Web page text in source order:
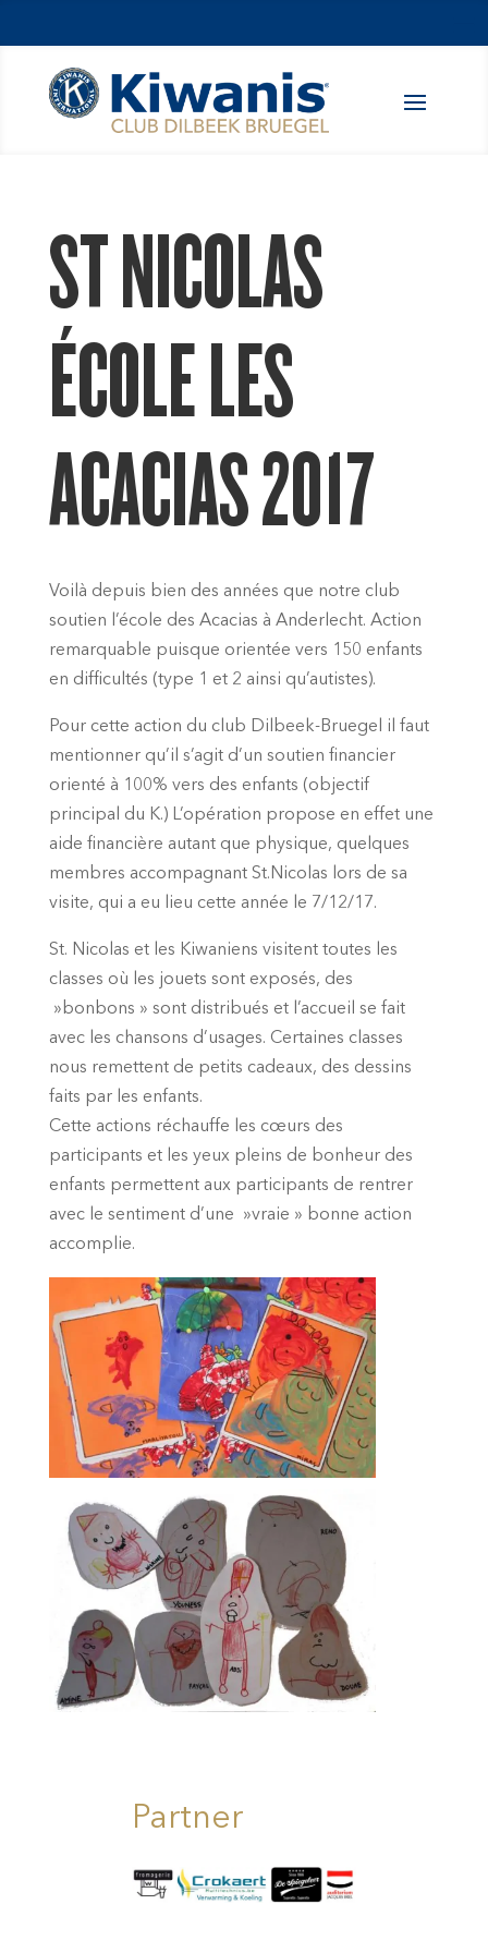
ST NICOLAS
ÉCOLE LES
ACACIAS 2017
Voilà depuis bien des années que notre club
soutien l’école des Acacias à Anderlecht. Action
remarquable puisque orientée vers 150 enfants
en difficultés (type 1 et 2 ainsi qu’autistes).
Pour cette action du club Dilbeek-Bruegel il faut
mentionner qu’il s’agit d’un soutien financier
orienté à 100% vers des enfants (objectif
principal du K.) L’opération propose en effet une
aide financière autant que physique, quelques
membres accompagnant St.Nicolas lors de sa
visite, qui a eu lieu cette année le 7/12/17.
St. Nicolas et les Kiwaniens visitent toutes les
classes où les jouets sont exposés, des
»bonbons » sont distribués et l’accueil se fait
avec les chansons d’usages. Certaines classes
nous remettent de petits cadeaux, des dessins
faits par les enfants.
Cette actions réchauffe les cœurs des
participants et les yeux pleins de bonheur des
enfants permettent aux participants de rentrer
avec le sentiment d’une »vraie » bonne action
accomplie.
Partner